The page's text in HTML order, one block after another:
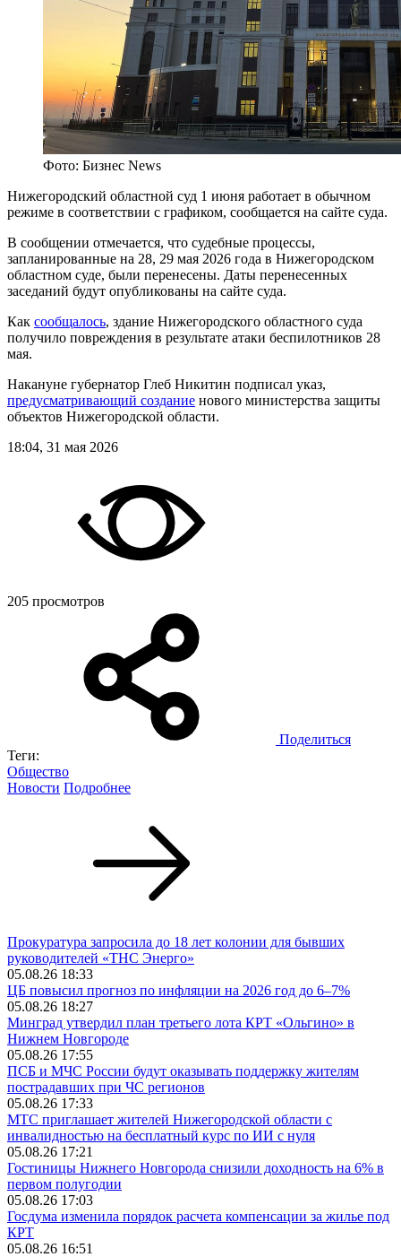
Фото: Бизнес News
Нижегородский областной суд 1 июня работает в обычном
режиме в соответствии с графиком, сообщается на сайте суда.
В сообщении отмечается, что судебные процессы,
запланированные на 28, 29 мая 2026 года в Нижегородском
областном суде, были перенесены. Даты перенесенных
заседаний будут опубликованы на сайте суда.
Как сообщалось, здание Нижегородского областного суда
получило повреждения в результате атаки беспилотников 28
мая.
Накануне губернатор Глеб Никитин подписал указ,
предусматривающий создание нового министерства защиты
объектов Нижегородской области.
18:04, 31 мая 2026
205 просмотров
Поделиться
Теги:
Общество
Новости Подробнее
Прокуратура запросила до 18 лет колонии для бывших
руководителей «ТНС Энерго»
05.08.26 18:33
ЦБ повысил прогноз по инфляции на 2026 год до 6–7%
05.08.26 18:27
Минград утвердил план третьего лота КРТ «Ольгино» в
Нижнем Новгороде
05.08.26 17:55
ПСБ и МЧС России будут оказывать поддержку жителям
пострадавших при ЧС регионов
05.08.26 17:33
МТС приглашает жителей Нижегородской области с
инвалидностью на бесплатный курс по ИИ с нуля
05.08.26 17:21
Гостиницы Нижнего Новгорода снизили доходность на 6% в
первом полугодии
05.08.26 17:03
Госдума изменила порядок расчета компенсации за жилье под
КРТ
05.08.26 16:51